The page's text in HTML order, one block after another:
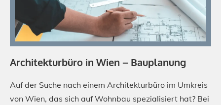
Architekturbüro in Wien – Bauplanung
Auf der Suche nach einem Architekturbüro im Umkreis
von Wien, das sich auf Wohnbau spezialisiert hat? Bei